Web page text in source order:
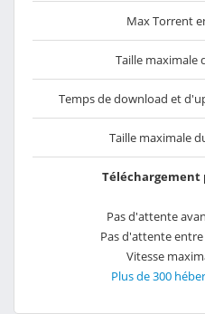
Max Torrent
Taille maximale
Temps de download et
Taille maximale
Pas d'attente
Pas d'attente
Vitesse
Plus de 300